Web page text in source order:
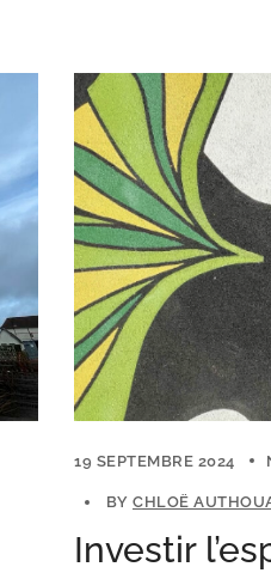
19 SEPTEMBRE 2024
BY CHLOË
Investir